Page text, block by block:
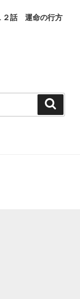
２話 運命の行方